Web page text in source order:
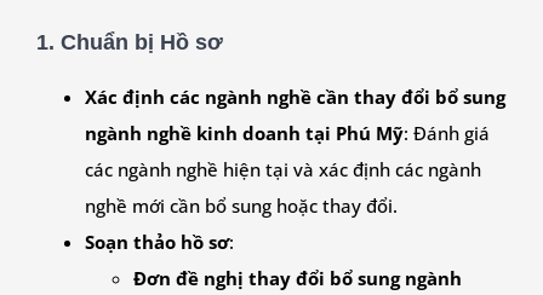
1. Chuẩn bị Hồ sơ
Xác định các ngành nghề cần thay đổi bổ sung
ngành nghề kinh doanh tại Phú Mỹ: Đánh giá
các ngành nghề hiện tại và xác định các ngành
nghề mới cần bổ sung hoặc thay đổi.
Soạn thảo hồ sơ:
Đơn đề nghị thay đổi bổ sung ngành